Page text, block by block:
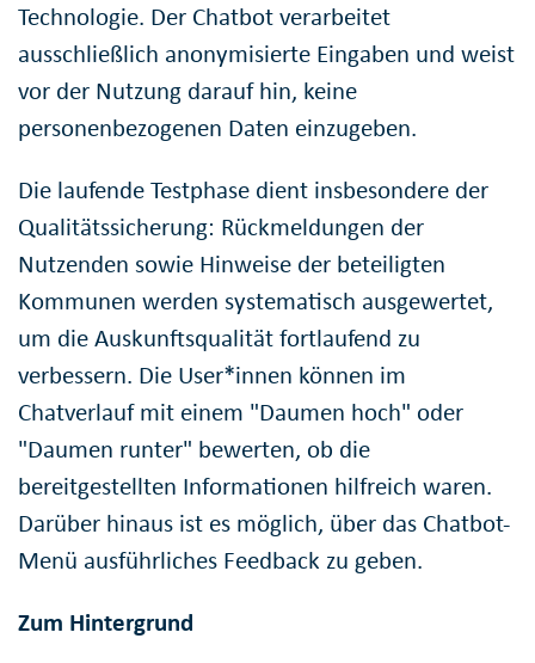
Technologie. Der Chatbot verarbeitet
ausschließlich anonymisierte Eingaben und weist
vor der Nutzung darauf hin, keine
personenbezogenen Daten einzugeben.
Die laufende Testphase dient insbesondere der
Qualitätssicherung: Rückmeldungen der
Nutzenden sowie Hinweise der beteiligten
Kommunen werden systematisch ausgewertet,
um die Auskunftsqualität fortlaufend zu
verbessern. Die User*innen können im
Chatverlauf mit einem "Daumen hoch" oder
"Daumen runter" bewerten, ob die
bereitgestellten Informationen hilfreich waren.
Darüber hinaus ist es möglich, über das Chatbot-
Menü ausführliches Feedback zu geben.
Zum Hintergrund